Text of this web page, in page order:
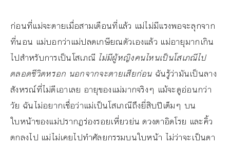
ก่อนที่แม่จะตายเมื่อสามเดือนที่แล้ว แม่ไม่มีแรงพอจะลุกจาก
ที่นอน แม่บอกว่าแม่ปลดเกษียณตัวเองแล้ว แม่อายุมากเกิน
ไปสำหรับการเป็นโสเภณี ไม่มีผู้หญิงคนไหนเป็นโสเภณีไป
ตลอดชีวิตหรอก นอกจากจะตายเสียก่อน ฉันรู้ว่ามันเป็นลาง
สังหรณ์ที่ไม่ดีเอาเลย อายุของแม่มากจริงๆ แม้จะดูอ่อนกว่า
วัย ฉันไม่อยากเชื่อว่าแม่เป็นโสเภณีถึงยี่สิบปีเต็มๆ บน
ใบหน้าของแม่ปรากฏร่องรอยเหี่ยวย่น ดวงตาอิดโรย และคิ้ว
ตกลงไป แม่ไม่เคยไปทำศัลยกรรมบนใบหน้า ไม่ว่าจะเป็นตา